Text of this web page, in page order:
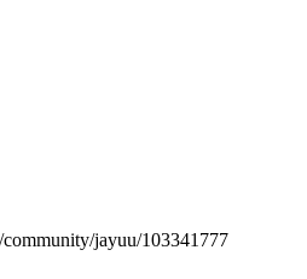
jayuu/103341777